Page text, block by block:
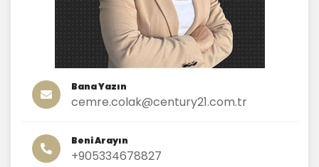
Bana Yazın
cemre.colak@century21.com.tr
Beni Arayın
+905334678827